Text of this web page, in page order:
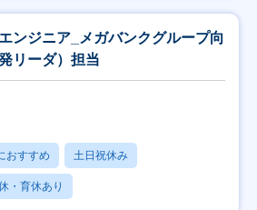
ンジニア_メガバンクグループ向
リーダ）担当
おすすめ 土日祝休み
・育休あり